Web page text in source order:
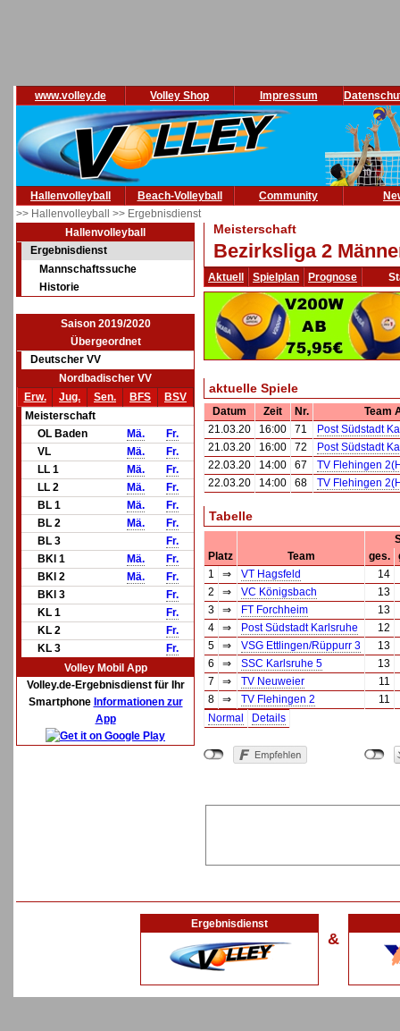
www.volley.de Volley Shop Impressum
Hallenvolleyball Beach-Volleyball Community
>> Hallenvolleyball >> Ergebnisdienst
Hallenvolleyball
Ergebnisdienst
Mannschaftssuche
Historie
Saison 2019/2020
Übergeordnet
Deutscher VV
Nordbadischer VV
Erw.
Jug. Sen. BFS
BSV
Meisterschaft
OL Baden
Mä.
Fr.
VL
Mä.
Fr.
LL 1
Mä.
Fr.
LL 2
Mä.
Fr.
BL 1
Mä.
Fr.
BL 2
Mä.
Fr.
BL 3
Fr.
BKl 1
Mä.
Fr.
BKl 2
Mä.
Fr.
BKl 3
Fr.
KL 1
Fr.
KL 2
Fr.
KL 3
Fr.
Volley Mobil App
Volley.de-Ergebnisdienst für Ihr
Smartphone Informationen zur
App
Meisterschaft
Bezirksliga 2
Aktuell Spielplan Prognose
aktuelle Spiele
Datum Zeit Nr.
Team
21.03.20
16:00 71
Post Südstadt
21.03.20
16:00 72
Post Südstadt
22.03.20
14:00 67
TV Flehingen
22.03.20
14:00 68 TV Flehingen
Tabelle
Platz
Team ges.
1
⇒ VT Hagsfeld
14
2
⇒ VC Königsbach
13
3
⇒ FT Forchheim
13
4
⇒ Post Südstadt Karlsruhe
12
5
⇒ VSG Ettlingen/Rüppurr 3
13
6
⇒ SSC Karlsruhe 5
13
7
⇒ TV Neuweier
11
8
⇒ TV Flehingen 2
11
Normal
Details
Ergebnisdienst
&